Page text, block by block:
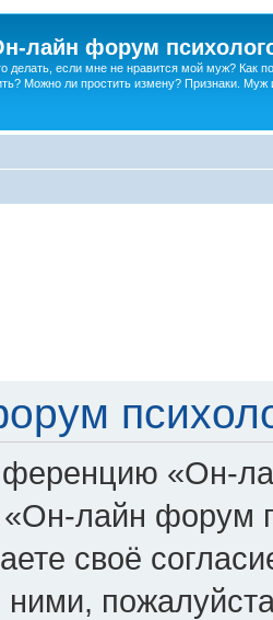
лайн форум
делать, если мне не нравится мой муж? Как
Можно ли простить измену? Признаки. Муж
«Он-
лайн форум
своё